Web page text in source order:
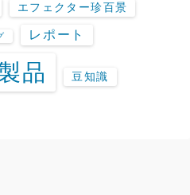
エフェクター珍百景
レポート
品 豆知識